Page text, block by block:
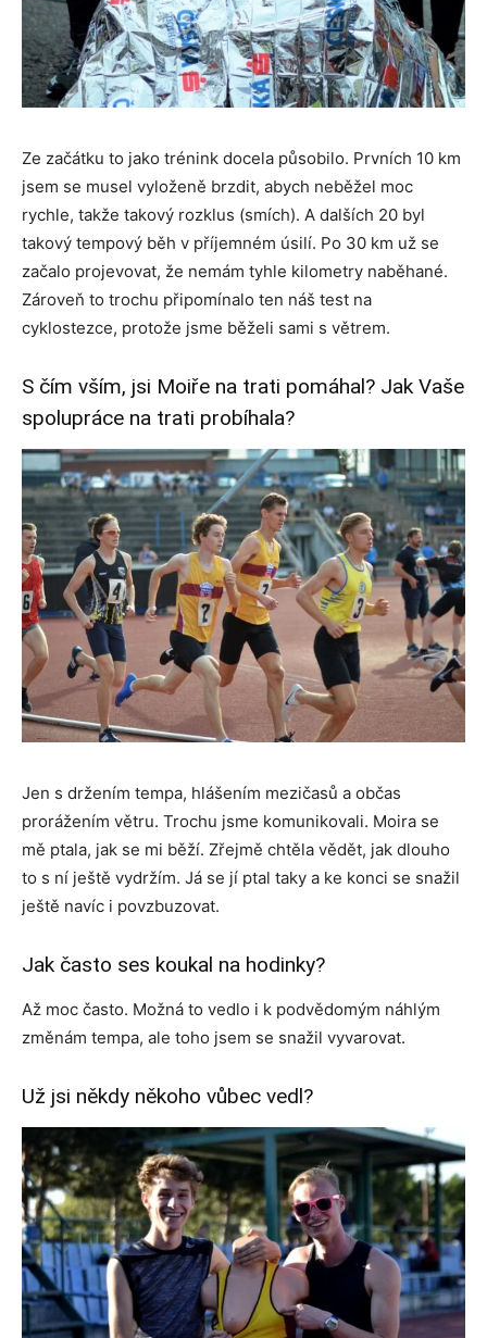
Ze začátku to jako trénink docela působilo. Prvních 10 km
jsem se musel vyloženě brzdit, abych neběžel moc
rychle, takže takový rozklus (smích). A dalších 20 byl
takový tempový běh v příjemném úsilí. Po 30 km už se
začalo projevovat, že nemám tyhle kilometry naběhané.
Zároveň to trochu připomínalo ten náš test na
cyklostezce, protože jsme běželi sami s větrem.
S čím vším, jsi Moiře na trati pomáhal? Jak Vaše
spolupráce na trati probíhala?
Jen s držením tempa, hlášením mezičasů a občas
prorážením větru. Trochu jsme komunikovali. Moira se
mě ptala, jak se mi běží. Zřejmě chtěla vědět, jak dlouho
to s ní ještě vydržím. Já se jí ptal taky a ke konci se snažil
ještě navíc i povzbuzovat.
Jak často ses koukal na hodinky?
Až moc často. Možná to vedlo i k podvědomým náhlým
změnám tempa, ale toho jsem se snažil vyvarovat.
Už jsi někdy někoho vůbec vedl?